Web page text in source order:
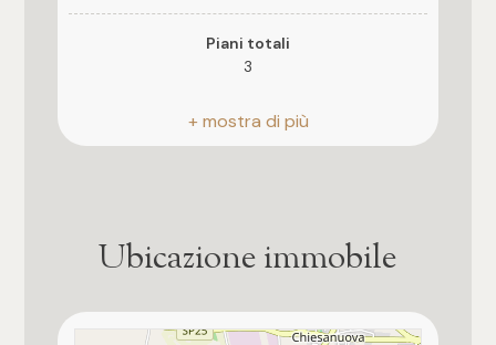
Piani totali
3
Riscaldamento
Autonomo
Privato
Ubicazione immobile